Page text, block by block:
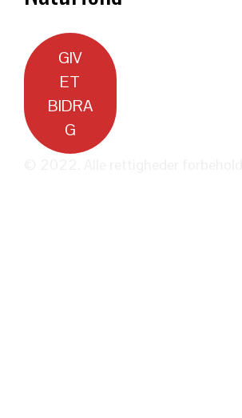
GIV
ET
BIDRA
G